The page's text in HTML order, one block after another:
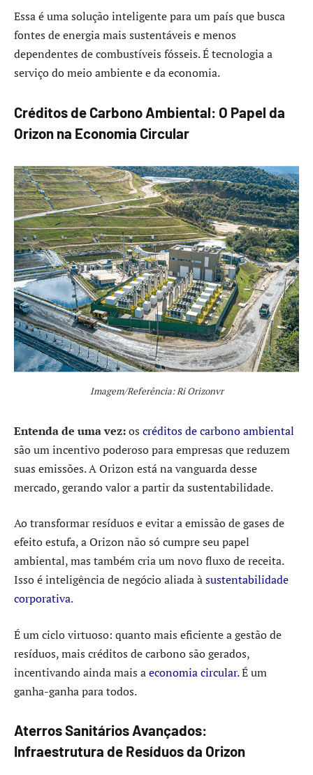
Essa é uma solução inteligente para um país que busca
fontes de energia mais sustentáveis e menos
dependentes de combustíveis fósseis. É tecnologia a
serviço do meio ambiente e da economia.
Créditos de Carbono Ambiental: O Papel da
Orizon na Economia Circular
Imagem/Referência: Ri Orizonvr
Entenda de uma vez:os créditos de carbono ambiental
são um incentivo poderoso para empresas que reduzem
suas emissões. A Orizon está na vanguarda desse
mercado, gerando valor a partir da sustentabilidade.
Ao transformar resíduos e evitar a emissão de gases de
efeito estufa, a Orizon não só cumpre seu papel
ambiental, mas também cria um novo fluxo de receita.
Isso é inteligência de negócio aliada àsustentabilidade
corporativa.
É um ciclo virtuoso: quanto mais eficiente a gestão de
resíduos, mais créditos de carbono são gerados,
incentivando ainda mais aeconomia circular. É um
ganha-ganha para todos.
Aterros Sanitários Avançados:
Infraestrutura de Resíduos da Orizon